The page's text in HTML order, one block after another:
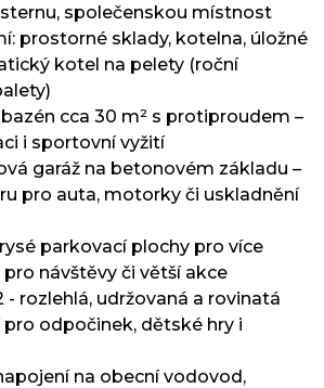
společenskou místnost
prostorné sklady, kotelna, úložné
kotel na pelety (roční
cca 30 m² s protiproudem –
i sportovní vyžití
garáž na betonovém základu –
pro auta, motorky či uskladnění
parkovací plochy pro více
návštěvy či větší akce
- rozlehlá, udržovaná a rovinatá
pro odpočinek, dětské hry i
na obecní vodovod,